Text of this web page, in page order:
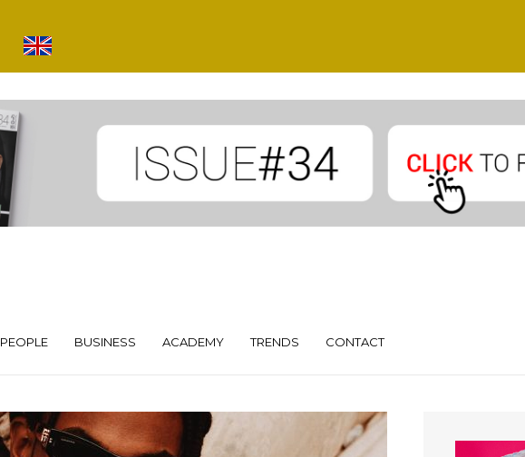
PEOPLE BUSINESS ACADEMY TRENDS CONTACT